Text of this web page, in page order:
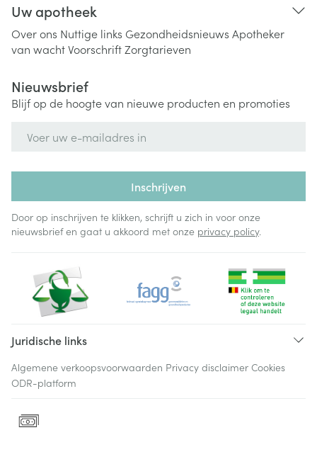
Uw apotheek
Over ons Nuttige links Gezondheidsnieuws Apotheker
van wachtVoorschriftZorgtarieven
Nieuwsbrief
Blijf op de hoogte van nieuwe producten en promoties
Inschrijven
Door op inschrijven te klikken, schrijft u zich in voor onze
nieuwsbrief en gaat u akkoord met onze privacy policy.
Juridische links
Algemene verkoopsvoorwaarden Privacy disclaimer Cookies
ODR-platform